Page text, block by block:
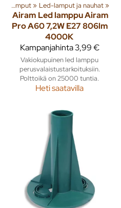
Valaisimet ja lamput‪» Led-lamput ja nauhat‪»
Airam Led lamppu Airam
Pro A60 7,2W E27 806lm
4000K
Kampanjahinta3,99 €
Vakiokupuinen led lamppu
perusvalaistustarkoituksiin.
Polttoikä on 25000 tuntia.
Heti saatavilla
ja tuotteita‪»Rakenna‪»